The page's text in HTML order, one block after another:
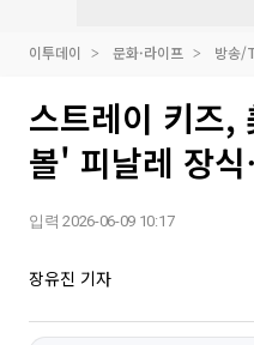
이투데이 문화·라이프 방송/
스트레이 키즈,
볼' 피날레 장
입력 2026-06-09 10:17
장유진 기자